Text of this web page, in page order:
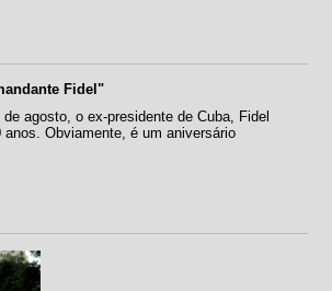
Fidel"
agosto, o ex-presidente de Cuba, Fidel
Obviamente, é um aniversário